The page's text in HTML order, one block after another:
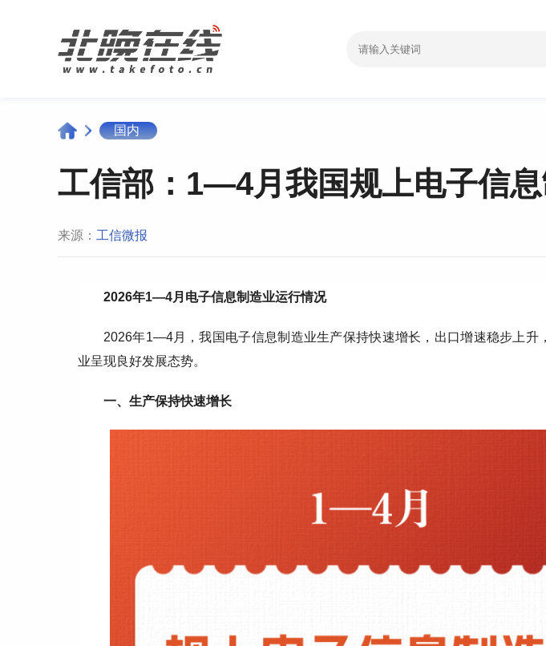
国内
工信部：1—4月我国规上电子信
来源： 工信微报
2026年1—4月电子信息制造业运行情况
2026年1—4月，我国电子信息制造业生产保持快速增长，出口增速稳步上升
业呈现良好发展态势。
一、生产保持快速增长